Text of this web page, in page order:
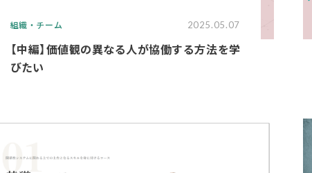
組織・チーム 2025.05.07
【中編】価値観の異なる人が協働する方法を学
びたい